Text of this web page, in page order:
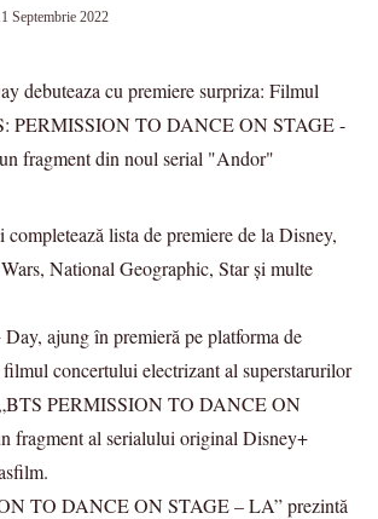
Septembrie 2022
lista de premiere de la Disney,
National Geographic, Star și multe
ajung în premieră pe platforma de
concertului electrizant al superstarurilor
PERMISSION TO DANCE ON
fragment al serialului original Disney+
TO DANCE ON STAGE – LA” prezintă